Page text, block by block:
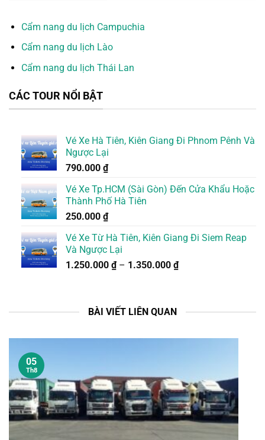
Cẩm nang du lịch Campuchia
Cẩm nang du lịch Lào
Cẩm nang du lịch Thái Lan
CÁC TOUR NỔI BẬT
Vé Xe Hà Tiên, Kiên Giang Đi Phnom Pênh Và
Ngược Lại
790.000 ₫
Vé Xe Tp.HCM (Sài Gòn) Đến Cửa Khẩu Hoặc
Thành Phố Hà Tiên
250.000 ₫
Vé Xe Từ Hà Tiên, Kiên Giang Đi Siem Reap
Và Ngược Lại
1.250.000 ₫– 1.350.000 ₫
BÀI VIẾT LIÊN QUAN
05
Th8